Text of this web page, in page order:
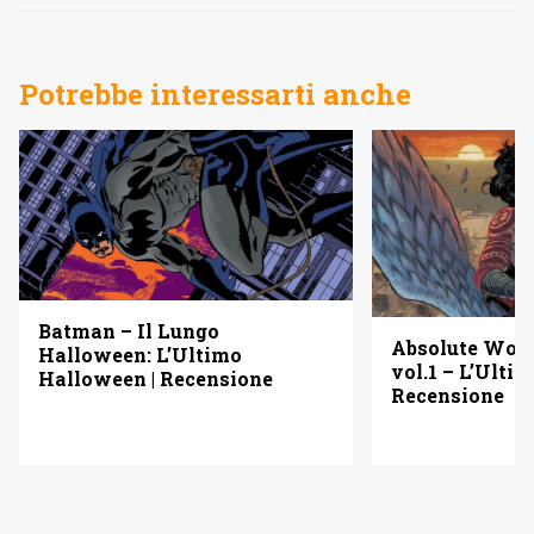
Potrebbe interessarti anche
Batman – Il Lungo
Halloween: L’Ultimo
Halloween | Recensione
Absolute
vol.1 –
Recensione